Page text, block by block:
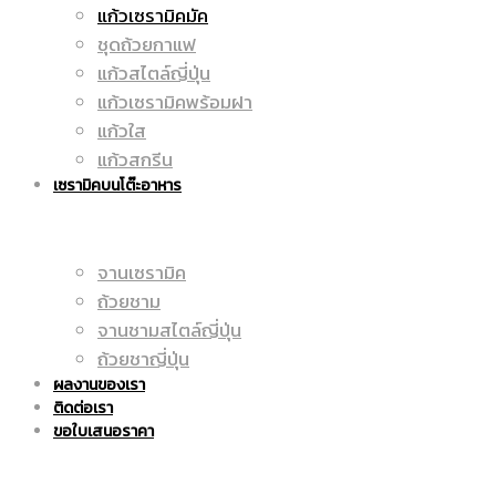
|
แก้ว
มัค
ราคา
|
แก้วเซรามิคมัค
ชุดถ้วยกาแฟ
แก้วสไตล์ญี่ปุ่น
แก้วเซรามิคพร้อมฝา
แก้วใส
แก้วสกรีน
เซรามิคบนโต๊ะอาหาร
จานเซรามิค
ถ้วยชาม
จานชามสไตล์ญี่ปุ่น
ถ้วยชาญี่ปุ่น
ผลงานของเรา
ติดต่อเรา
ขอใบเสนอราคา